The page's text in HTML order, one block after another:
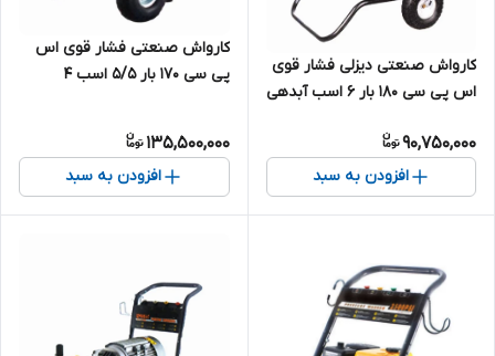
کارواش صنعتی دیزلی فشار قوی
اس پی سی 180 بار 6 اسب آبدهی
کارواش موتوری چینی گازوئیلی
درجه یک
90,750,000
افزودن به سبد
کارواش صنعتی فشار قوی اس
پی سی 170 بار 5/5 اسب 4
چینی درجه یک 3 فاز
135,500,000
افزودن به سبد